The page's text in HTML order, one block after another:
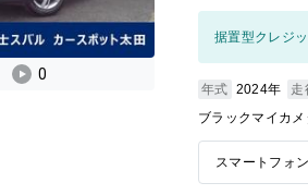
0
据置型クレジ
年式 2024年 走
ブラックマイカメ
スマートフォ